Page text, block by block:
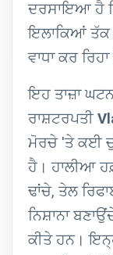
ਦਰਸਾਇਆ ਹੈ
ਇਲਾਕਿਆਂ ਤੱਕ
ਵਾਧਾ ਕਰ
ਇਹ ਤਾਜ਼ਾ
ਰਾਸ਼ਟਰਪਤੀ
ਮੋਰਚੇ 'ਤੇ ਕਈ
ਹੈ। ਹਾਲੀਆ
ਢਾਂਚੇ, ਤੇਲ
ਨਿਸ਼ਾਨਾ
ਕੀਤੇ ਹਨ।